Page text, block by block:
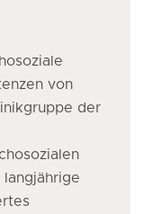
von
der
langjährige